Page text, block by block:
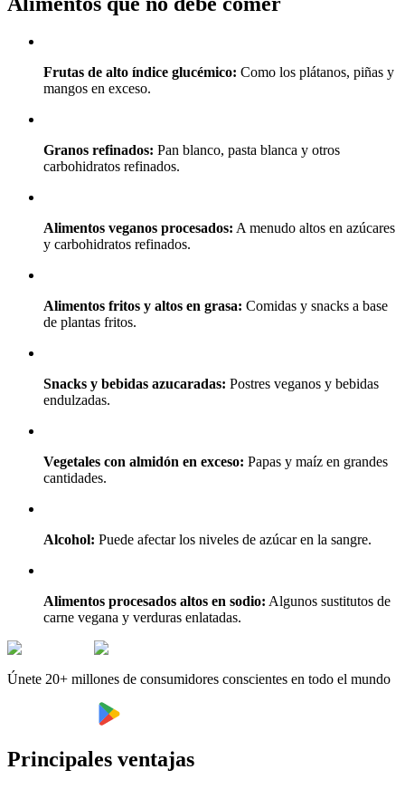
Frutas de alto índice glucémico: Como los plátanos, piñas y
mangos en exceso.
Granos refinados: Pan blanco, pasta blanca y otros
carbohidratos refinados.
Alimentos veganos procesados: A menudo altos en azúcares
y carbohidratos refinados.
Alimentos fritos y altos en grasa: Comidas y snacks a base
de plantas fritos.
Snacks y bebidas azucaradas: Postres veganos y bebidas
endulzadas.
Vegetales con almidón en exceso: Papas y maíz en grandes
cantidades.
Alcohol: Puede afectar los niveles de azúcar en la sangre.
Alimentos procesados altos en sodio: Algunos sustitutos de
carne vegana y verduras enlatadas.
Únete 20+ millones de consumidores conscientes en todo el mundo
Principales ventajas